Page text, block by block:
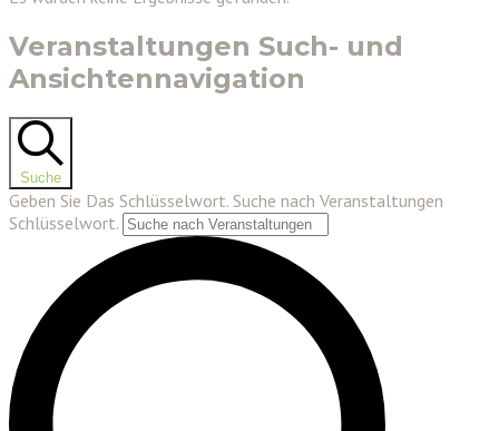
Veranstaltungen Such- und
Ansichtennavigation
Suche
Geben Sie Das Schlüsselwort. Suche nach Veranstaltungen
Schlüsselwort.